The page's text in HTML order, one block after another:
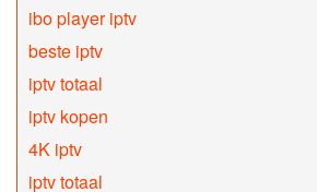
ibo player iptv
beste iptv
iptv totaal
iptv kopen
4K iptv
iptv totaal